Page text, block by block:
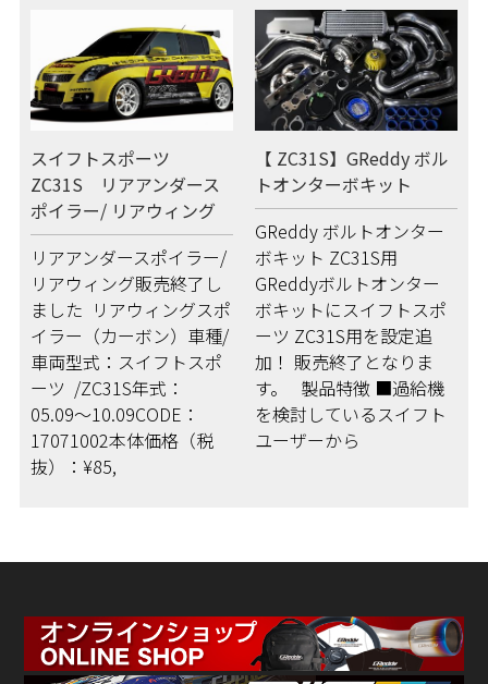
スイフトスポーツ
ZC31S リアアンダース
ポイラー/ リアウィング
リアアンダースポイラー/
リアウィング販売終了し
ました リアウィングスポ
イラー（カーボン）車種/
車両型式：スイフトスポ
ーツ /ZC31S年式：
05.09〜10.09CODE：
17071002本体価格（税
抜）：¥85,
【 ZC31S】GReddy ボル
トオンターボキット
GReddy ボルトオンター
ボキット ZC31S用
GReddyボルトオンター
ボキットにスイフトスポ
ーツ ZC31S用を設定追
加！ 販売終了となりま
す。 製品特徴 ■過給機
を検討しているスイフト
ユーザーから